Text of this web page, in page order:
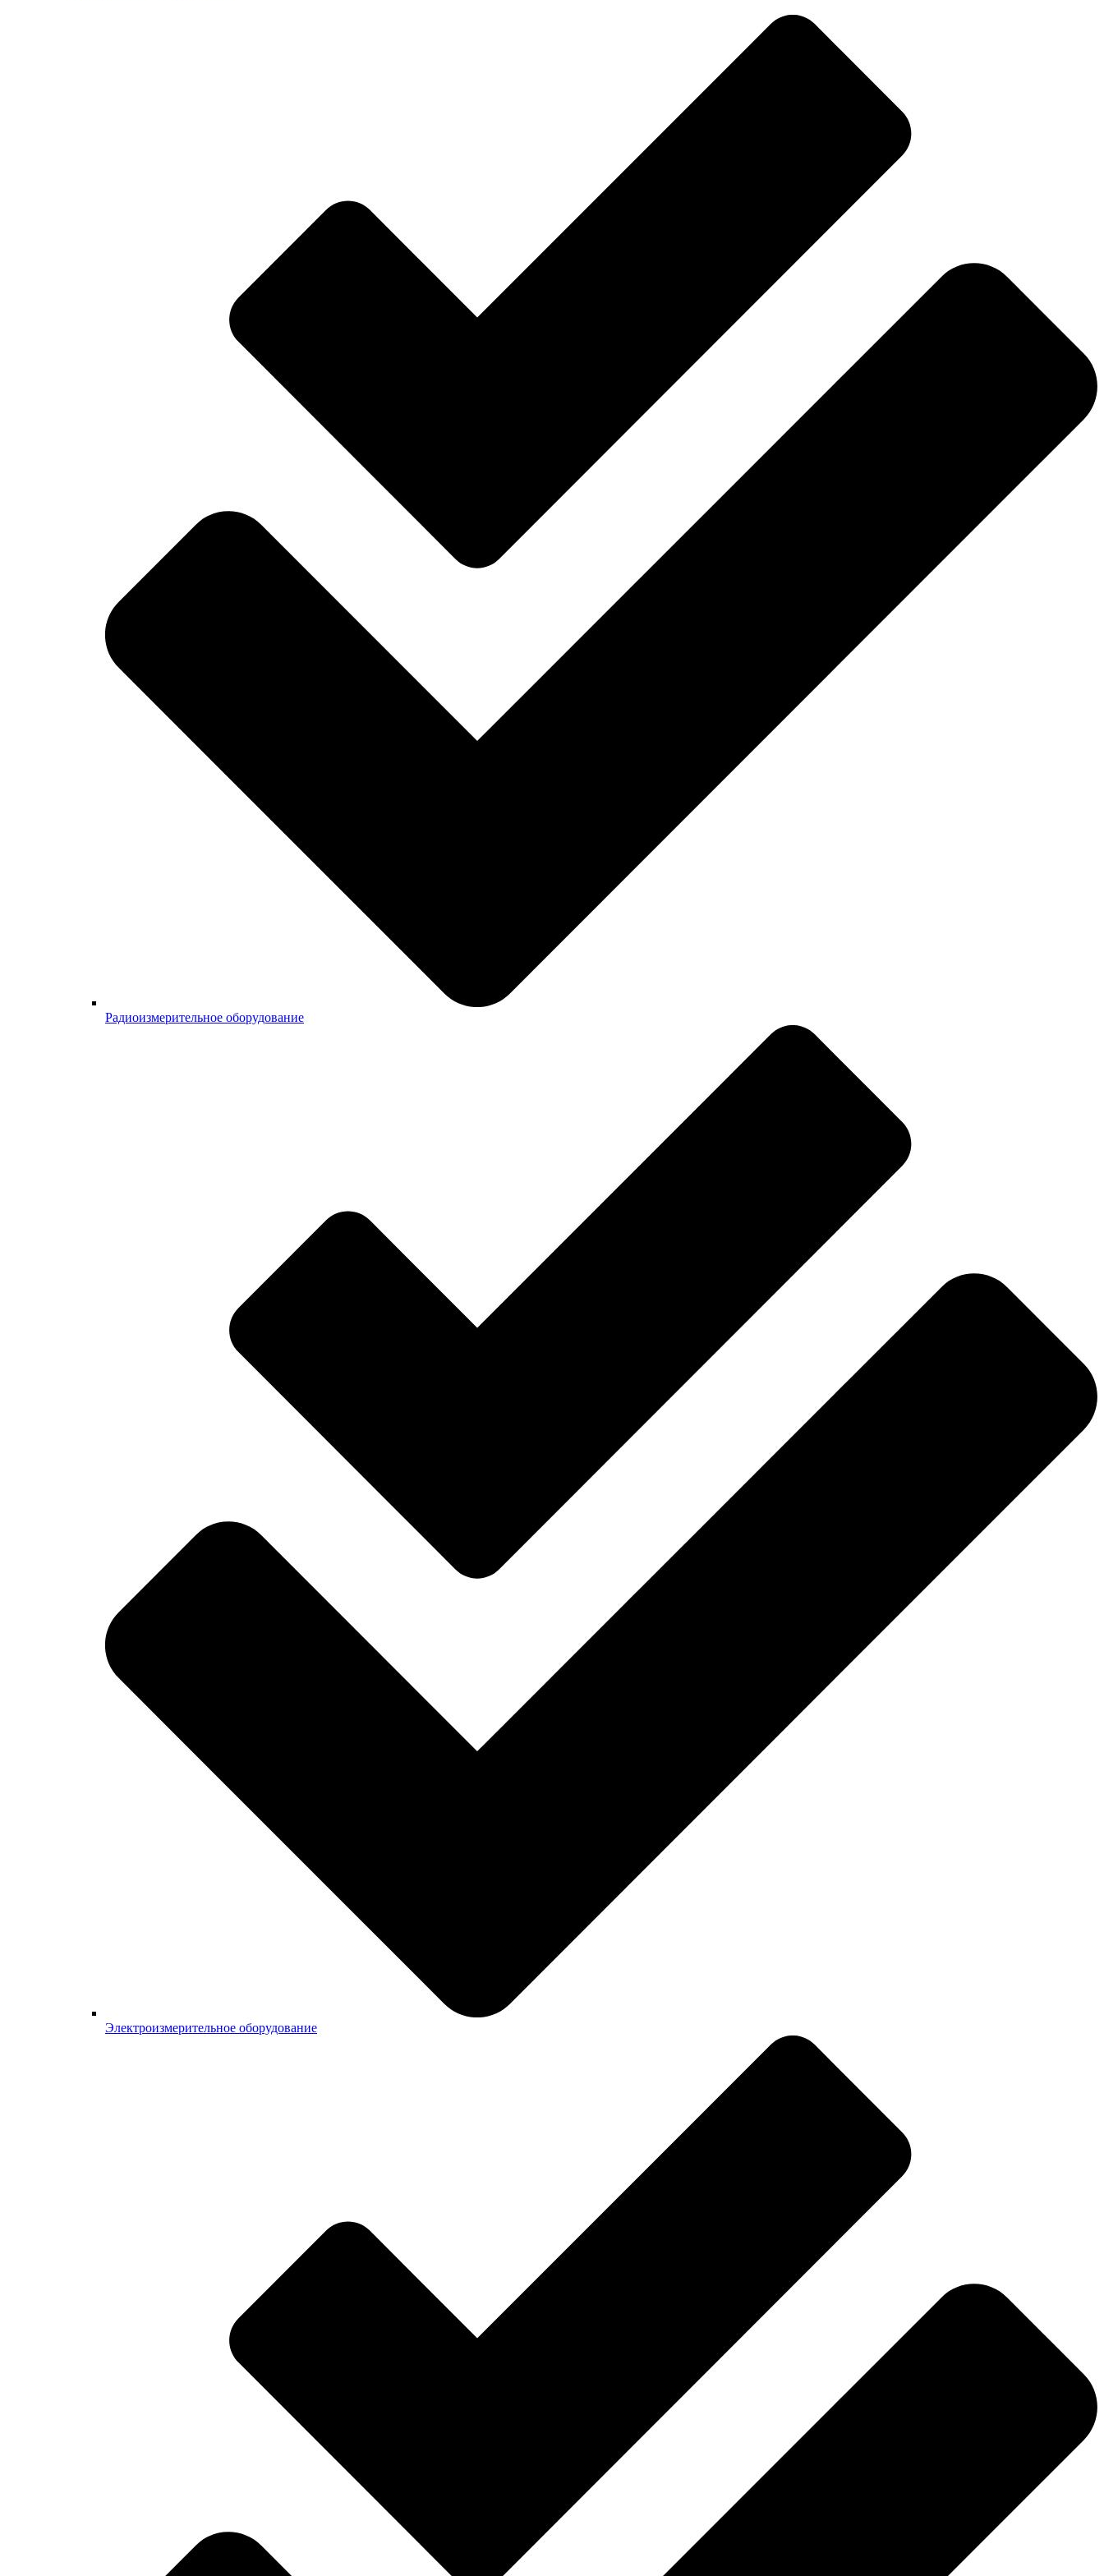
Радиоизмерительное оборудование
Электроизмерительное оборудование